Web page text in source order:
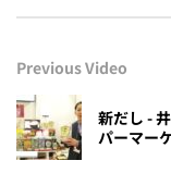
Previous Video
新だし -
パーマー